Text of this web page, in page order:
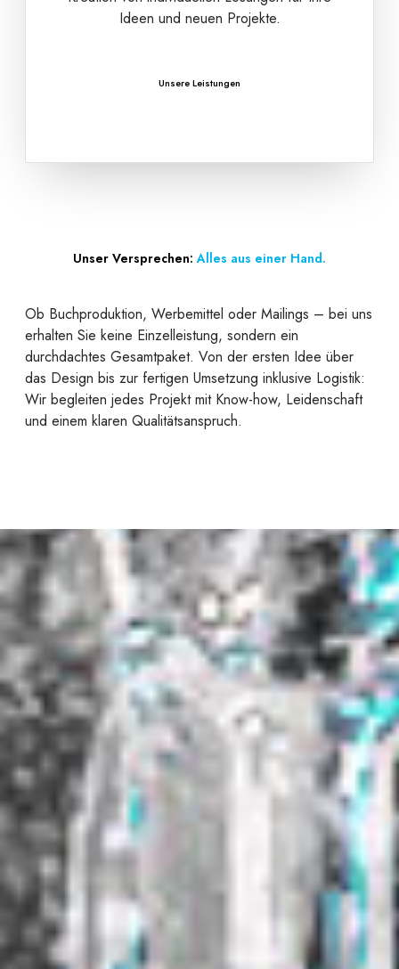
Ideen und neuen Projekte.
Unsere Leistungen
Unser Versprechen: Alles aus einer Hand.
Ob Buchproduktion, Werbemittel oder Mailings – bei uns
erhalten Sie keine Einzelleistung, sondern ein
durchdachtes Gesamtpaket. Von der ersten Idee über
das Design bis zur fertigen Umsetzung inklusive Logistik:
Wir begleiten jedes Projekt mit Know-how, Leidenschaft
und einem klaren Qualitätsanspruch.